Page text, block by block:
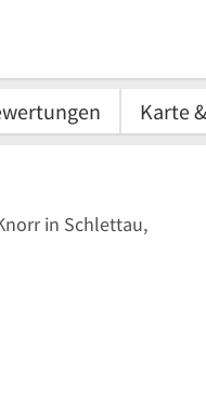
Karte
in Schlettau,